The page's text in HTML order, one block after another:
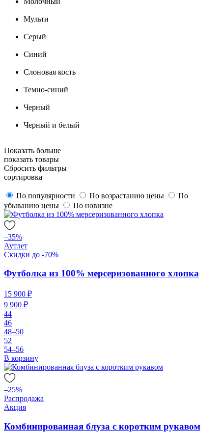
Мульти
Серый
Синий
Слоновая кость
Темно-синий
Черный
Черный и белый
Показать больше
показать товары
Сбросить фильтры
сортировка
По популярности По возрастанию цены
По
убыванию цены
По новизне
–35%
Аутлет
Скидки до -70%
Футболка из 100% мерсеризованного хлопка
15 900 ₽
9 900 ₽
44
46
48–50
52
54–56
В корзину
–25%
Распродажа
Акция
Комбинированная блуза с коротким рукавом